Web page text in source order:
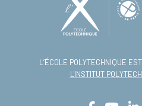
L’ÉCOLE POLYTECHNIQUE
L'INSTITUT